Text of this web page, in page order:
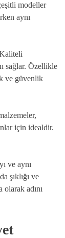
modeller
aynı
sağlar. Özellikle
ve güvenlik
için idealdir.
ve aynı
şıklığı ve
adını